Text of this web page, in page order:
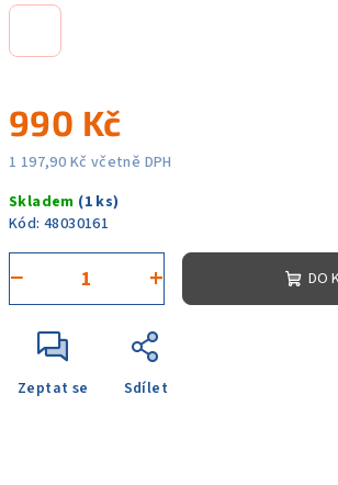
990 Kč
1 197,90 Kč včetně DPH
cena:
Skladem (1 ks)
Kód: 48030161
+
− DO
Zeptat se Sdílet